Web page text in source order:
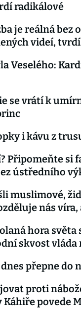
radikálové
je reálná bez
videí,
Veselého:
se vrátí k
i kávu z
Připomeňte si
ústředního
muslimové,
nás
hora světa
skvost
přepne do
proti
povede